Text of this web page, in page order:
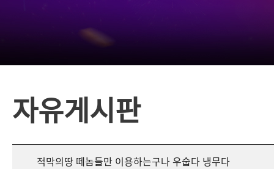
자유게시판
적막의땅 떼놈들만 이용하는구나 우숩다 냉무다